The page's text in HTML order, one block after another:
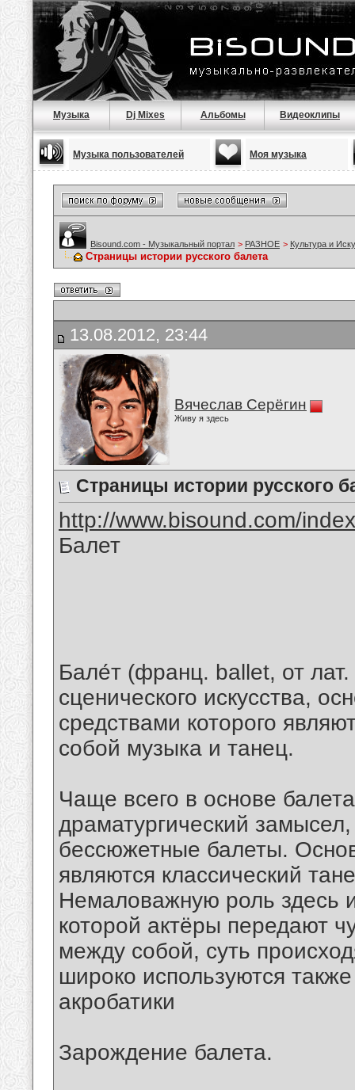
Музыка Dj Mixes Альбомы Видеоклипы
Музыка пользователей Моя музыка
Bisound.com - Музыкальный портал > РАЗНОЕ > Культура и
Страницы истории русского балета
13.08.2012, 23:44
Вячеслав Серёгин
Живу я здесь
Страницы истории русского
http://www.bisound.com/
Балет
Бале́т (франц. ballet, от
сценического искусства,
средствами которого
собой музыка и танец.
Чаще всего в основе
драматургический
бессюжетные балеты.
являются классический
Немаловажную роль здесь
которой актёры передают
между собой, суть
широко используются
акробатики
Зарождение балета.